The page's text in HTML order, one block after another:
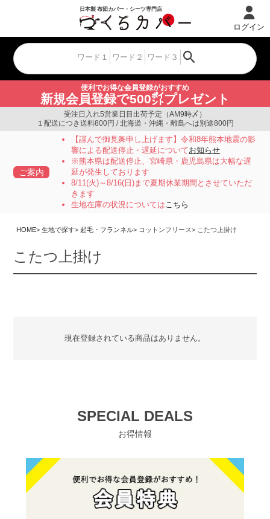
便利でお得な会員登録がおすすめ
新規会員登録で500㌽プレゼント
ログイン
受注日入れ5営業日目出荷予定（AM9時〆）
１配送につき送料800円 / 北海道・沖縄・離島へは別途800円
ご案内
【謹んで御見舞申し上げます】令和8年熊本地震の影
響による配送停止・遅延についてお知らせ
※熊本県は配送停止、宮崎県・鹿児島県は大幅な遅
延が発生しております
8/11(火)～8/16(日)まで夏期休業期間とさせていただ
きます
生地在庫の状況についてはこちら
HOME 生地で探す 起毛・フランネル コットンフリース こたつ上掛け
こたつ上掛け
現在登録されている商品はありません。
SPECIAL DEALS
お得情報